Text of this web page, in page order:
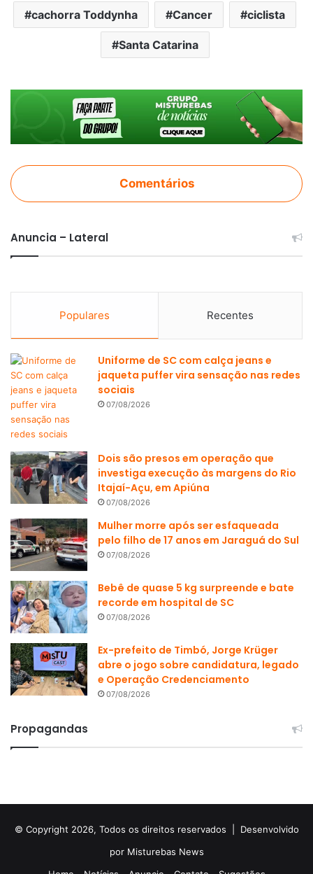
cachorra Toddynha Cancer ciclista
Santa Catarina
Comentários
Anuncia – Lateral
Populares Recentes
Uniforme de SC com calça jeans e
jaqueta puffer vira sensação nas redes
sociais
07/08/2026
Dois são presos em operação que
investiga execução às margens do Rio
Itajaí-Açu, em Apiúna
07/08/2026
Mulher morre após ser esfaqueada
pelo filho de 17 anos em Jaraguá do Sul
07/08/2026
Bebê de quase 5 kg surpreende e bate
recorde em hospital de SC
07/08/2026
Ex-prefeito de Timbó, Jorge Krüger
abre o jogo sobre candidatura, legado
e Operação Credenciamento
07/08/2026
Propagandas
© Copyright 2026, Todos os direitos reservados | Desenvolvido
por Misturebas News